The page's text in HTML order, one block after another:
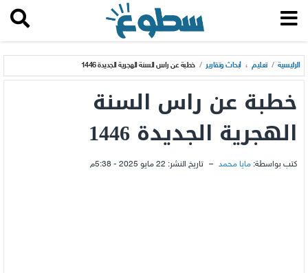
الرئيسية / تعليم ، أبحاث وتقارير / خطبة عن راس السنة الهجرية الجديدة 1446
خطبة عن راس السنة
الهجرية الجديدة 1446
كتب بواسطة: مايا محمد – تاريخ النشر: 22 مايو 2025 - 5:38م